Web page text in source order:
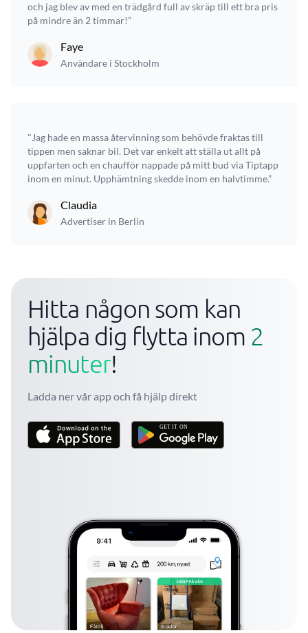
och jag blev av med en trädgård full av skräp till ett bra pris
på mindre än 2 timmar!”
Faye
Användare i Stockholm
"Jag hade en massa återvinning som behövde fraktas till
tippen men saknar bil. Det var enkelt att ställa ut allt på
uppfarten och en chaufför nappade på mitt bud via Tiptapp
inom en minut. Upphämtning skedde inom en halvtimme.”
Claudia
Advertiser in Berlin
Hitta någon som kan
hjälpa dig flytta inom 2
minuter!
Ladda ner vår app och få hjälp direkt